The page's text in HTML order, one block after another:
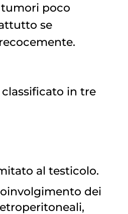
poco
se
in tre
al testicolo.
dei